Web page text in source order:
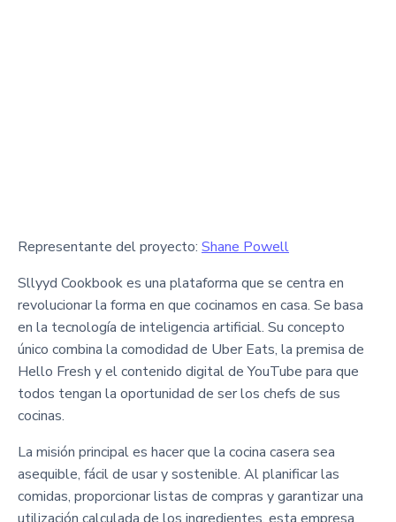
Representante del proyecto: Shane Powell
Sllyyd Cookbook es una plataforma que se centra en
revolucionar la forma en que cocinamos en casa. Se basa
en la tecnología de inteligencia artificial. Su concepto
único combina la comodidad de Uber Eats, la premisa de
Hello Fresh y el contenido digital de YouTube para que
todos tengan la oportunidad de ser los chefs de sus
cocinas.
La misión principal es hacer que la cocina casera sea
asequible, fácil de usar y sostenible. Al planificar las
comidas, proporcionar listas de compras y garantizar una
utilización calculada de los ingredientes, esta empresa